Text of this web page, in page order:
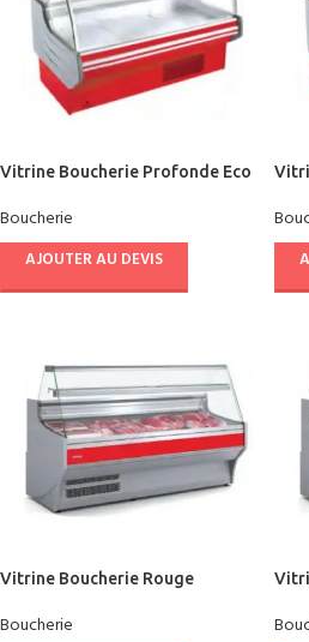
Vitrine Boucherie Profonde Eco
Boucherie
AJOUTER AU DEVIS
Vitrine Boucherie Rouge
Boucherie